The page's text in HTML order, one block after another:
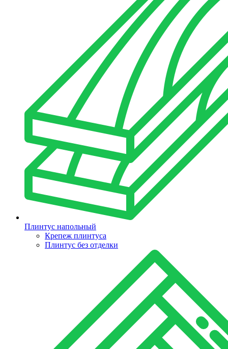
Плинтус напольный
Крепеж плинтуса
Плинтус без отделки